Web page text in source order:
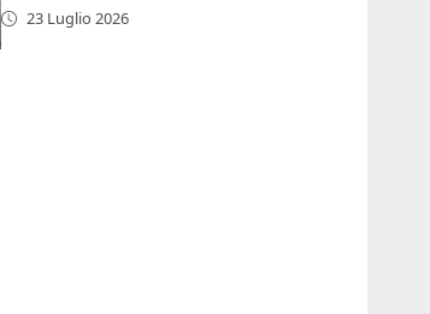
23 Luglio 2026